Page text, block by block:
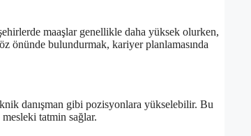
maaşlar genellikle daha yüksek olurken,
önünde bulundurmak, kariyer planlamasında
danışman gibi pozisyonlara yükselebilir. Bu
mesleki tatmin sağlar.